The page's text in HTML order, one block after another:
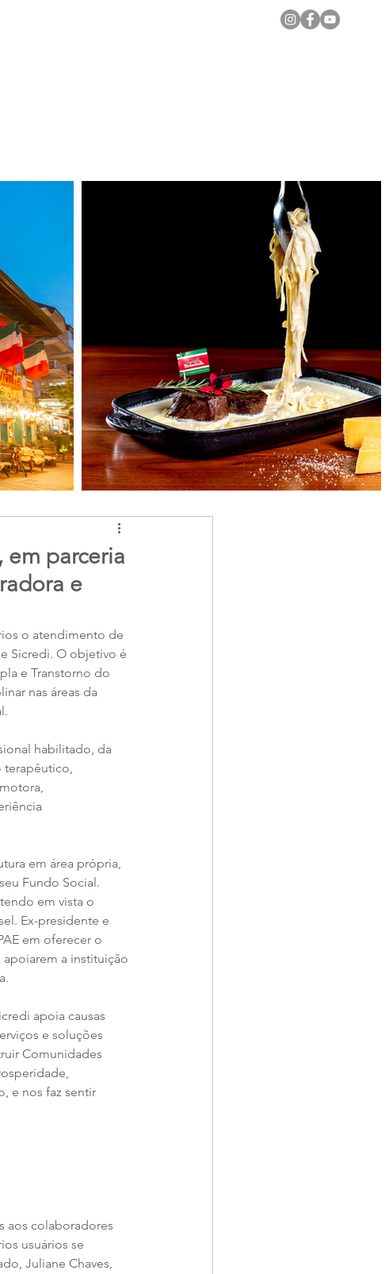
parceria
e
o atendimento de
Sicredi. O objetivo é
e Transtorno do
nas áreas da
habilitado, da
terapêutico,
em área própria,
Fundo Social.
em vista o
Ex-presidente e
em oferecer o
apoiarem a instituição
apoia causas
e soluções
Comunidades
e nos faz sentir
aos colaboradores
usuários se
Juliane Chaves,